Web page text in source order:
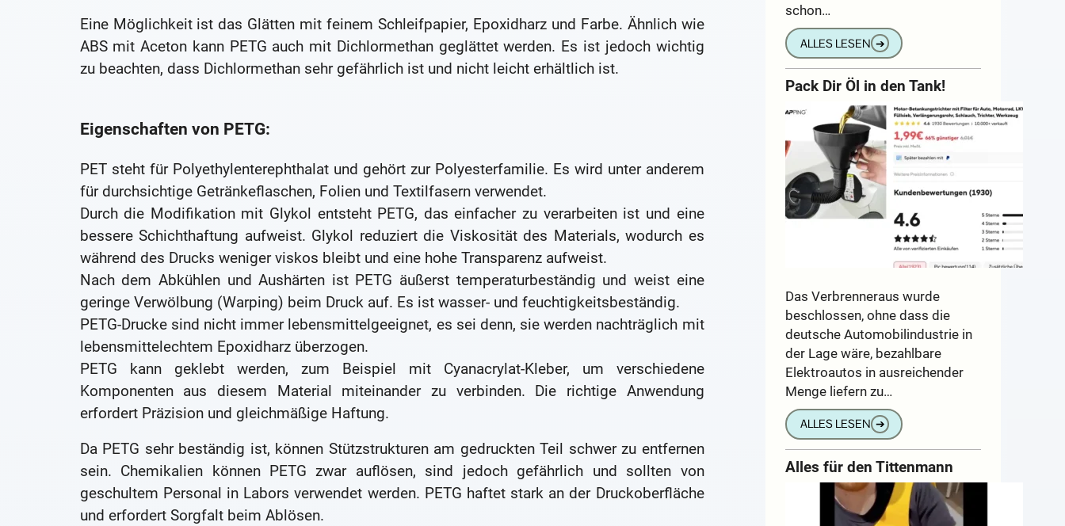
Eine Möglichkeit ist das Glätten mit feinem Schleifpapier, Epoxidharz und Farbe. Ähnlich wie
ABS mit Aceton kann PETG auch mit Dichlormethan geglättet werden. Es ist jedoch wichtig
zu beachten, dass Dichlormethan sehr gefährlich ist und nicht leicht erhältlich ist.
Eigenschaften von PETG:
PET steht für Polyethylenterephthalat und gehört zur Polyesterfamilie. Es wird unter anderem
für durchsichtige Getränkeflaschen, Folien und Textilfasern verwendet.
Durch die Modifikation mit Glykol entsteht PETG, das einfacher zu verarbeiten ist und eine
bessere Schichthaftung aufweist. Glykol reduziert die Viskosität des Materials, wodurch es
während des Drucks weniger viskos bleibt und eine hohe Transparenz aufweist.
Nach dem Abkühlen und Aushärten ist PETG äußerst temperaturbeständig und weist eine
geringe Verwölbung (Warping) beim Druck auf. Es ist wasser- und feuchtigkeitsbeständig.
PETG-Drucke sind nicht immer lebensmittelgeeignet, es sei denn, sie werden nachträglich mit
lebensmittelechtem Epoxidharz überzogen.
PETG kann geklebt werden, zum Beispiel mit Cyanacrylat-Kleber, um verschiedene
Komponenten aus diesem Material miteinander zu verbinden. Die richtige Anwendung
erfordert Präzision und gleichmäßige Haftung.
Da PETG sehr beständig ist, können Stützstrukturen am gedruckten Teil schwer zu entfernen
sein. Chemikalien können PETG zwar auflösen, sind jedoch gefährlich und sollten von
geschultem Personal in Labors verwendet werden. PETG haftet stark an der Druckoberfläche
und erfordert Sorgfalt beim Ablösen.
schon…
ALLES LESEN ➔
Pack Dir Öl in den Tank!
Das Verbrenneraus wurde
beschlossen, ohne dass die
deutsche Automobilindustrie in
der Lage wäre, bezahlbare
Elektroautos in ausreichender
Menge liefern zu…
ALLES LESEN ➔
Alles für den Tittenmann